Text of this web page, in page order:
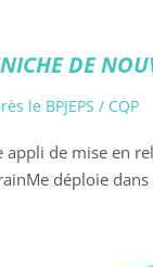
DE
le BPJEPS / CQP
appli de mise en
déploie